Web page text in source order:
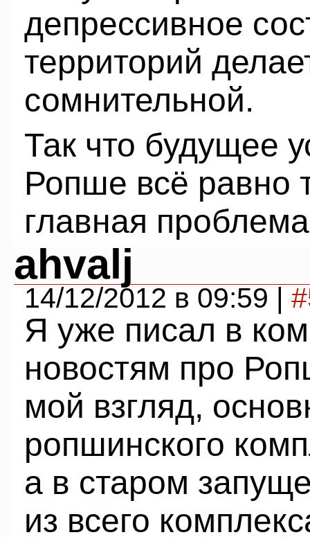
депрессивное
территорий
сомнительной.
Так что будущее
Ропше всё равно
главная
ahvalj
14/12/2012 в 09:59 |
Я уже писал в
новостям про
мой взгляд,
ропшинского
а в старом
из всего